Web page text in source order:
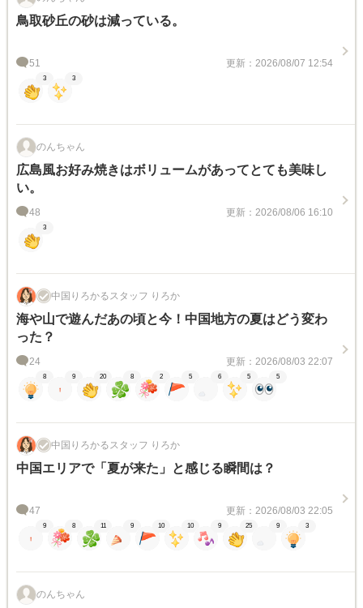
鳥取砂丘の砂は減っている。
51 更新：2026/08/07 12:54
3 3
のんちゃん
広島風お好み焼きはボリュームがあってとても美味し
い。
48 更新：2026/08/06 16:10
3
中国りろかるスタッフ りろか
海や山で遊んだあの頃と今！中国地方の夏はどう変わ
った？
24 更新：2026/08/03 22:07
8 9 20 8 2 5 6 5 5
中国りろかるスタッフ りろか
中国エリアで「夏が来た」と感じる瞬間は？
47 更新：2026/08/03 22:05
9 8 11 9 10 10 9 25 9 3
のんちゃん